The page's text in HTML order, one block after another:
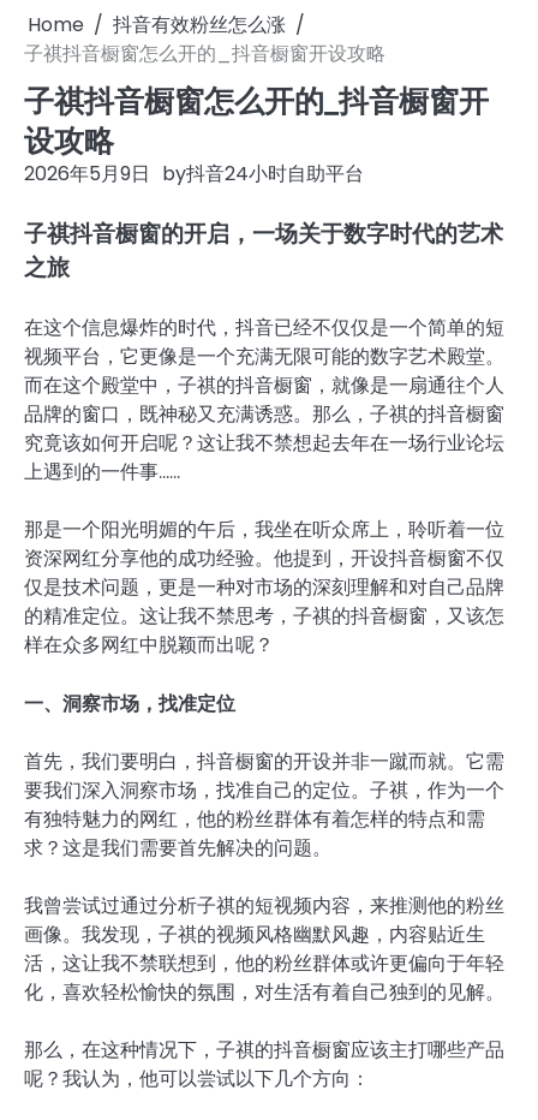
Home
抖音有效粉丝怎么涨
子祺抖音橱窗怎么开的_抖音橱窗开设攻略
子祺抖音橱窗怎么开的_抖音橱窗开
设攻略
2026年5月9日 by抖音24小时自助平台
子祺抖音橱窗的开启，一场关于数字时代的艺术
之旅
在这个信息爆炸的时代，抖音已经不仅仅是一个简单的短
视频平台，它更像是一个充满无限可能的数字艺术殿堂。
而在这个殿堂中，子祺的抖音橱窗，就像是一扇通往个人
品牌的窗口，既神秘又充满诱惑。那么，子祺的抖音橱窗
究竟该如何开启呢？这让我不禁想起去年在一场行业论坛
上遇到的一件事……
那是一个阳光明媚的午后，我坐在听众席上，聆听着一位
资深网红分享他的成功经验。他提到，开设抖音橱窗不仅
仅是技术问题，更是一种对市场的深刻理解和对自己品牌
的精准定位。这让我不禁思考，子祺的抖音橱窗，又该怎
样在众多网红中脱颖而出呢？
一、洞察市场，找准定位
首先，我们要明白，抖音橱窗的开设并非一蹴而就。它需
要我们深入洞察市场，找准自己的定位。子祺，作为一个
有独特魅力的网红，他的粉丝群体有着怎样的特点和需
求？这是我们需要首先解决的问题。
我曾尝试过通过分析子祺的短视频内容，来推测他的粉丝
画像。我发现，子祺的视频风格幽默风趣，内容贴近生
活，这让我不禁联想到，他的粉丝群体或许更偏向于年轻
化，喜欢轻松愉快的氛围，对生活有着自己独到的见解。
那么，在这种情况下，子祺的抖音橱窗应该主打哪些产品
呢？我认为，他可以尝试以下几个方向：